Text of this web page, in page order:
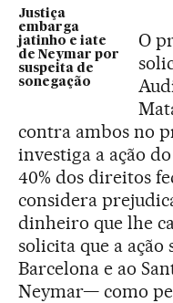
Justiça
embarga
jatinho e iate
de Neymar por
suspeita de
sonegação
O
contra ambos no
investiga a ação
40% dos direitos
considera
dinheiro que lhe
solicita que a ação
Barcelona e ao
Neymar— como